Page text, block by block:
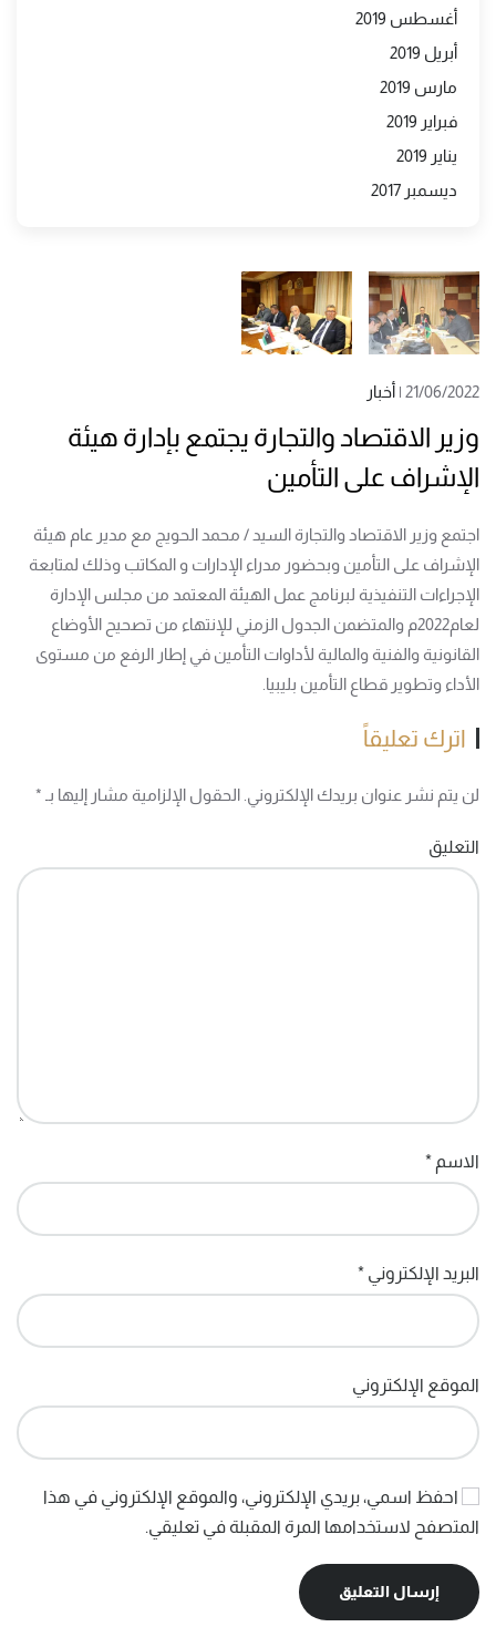
أغسطس 2019
أبريل 2019
مارس 2019
فبراير 2019
يناير 2019
ديسمبر 2017
21/06/2022
| أخبار
وزير الاقتصاد والتجارة يجتمع بإدارة هيئة
الإشراف على التأمين
اجتمع وزير الاقتصاد والتجارة السيد / محمد الحويج مع مدير عام هيئة
الإشراف على التأمين وبحضور مدراء الإدارات و المكاتب وذلك لمتابعة
الإجراءات التنفيذية لبرنامج عمل الهيئة المعتمد من مجلس الإدارة
لعام2022م والمتضمن الجدول الزمني للإنتهاء من تصحيح الأوضاع
القانونية والفنية والمالية لأداوات التأمين في إطار الرفع من مستوى
الأداء وتطوير قطاع التأمين بليبيا.
اترك تعليقاً
لن يتم نشر عنوان بريدك الإلكتروني. الحقول الإلزامية مشار إليها بـ *
التعليق
الاسم *
البريد الإلكتروني *
الموقع الإلكتروني
احفظ اسمي، بريدي الإلكتروني، والموقع الإلكتروني في هذا
المتصفح لاستخدامها المرة المقبلة في تعليقي.
إرسال التعليق